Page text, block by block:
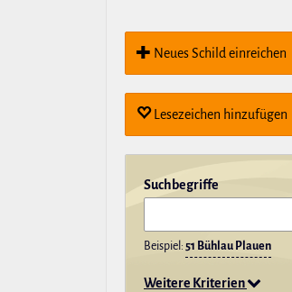
Neues Schild ein­rei­chen
Lese­zei­chen hin­zu­fügen
Such­be­griffe
Beispiel: 51 Bühlau Plauen
Weitere Kriterien